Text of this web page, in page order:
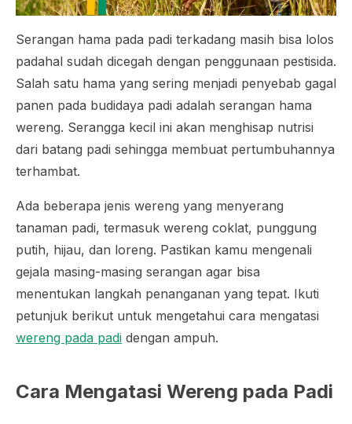
Serangan hama pada padi terkadang masih bisa lolos
padahal sudah dicegah dengan penggunaan pestisida.
Salah satu hama yang sering menjadi penyebab gagal
panen pada budidaya padi adalah serangan hama
wereng. Serangga kecil ini akan menghisap nutrisi
dari batang padi sehingga membuat pertumbuhannya
terhambat.
Ada beberapa jenis wereng yang menyerang
tanaman padi, termasuk wereng coklat, punggung
putih, hijau, dan loreng. Pastikan kamu mengenali
gejala masing-masing serangan agar bisa
menentukan langkah penanganan yang tepat. Ikuti
petunjuk berikut untuk mengetahui cara mengatasi
wereng pada padi dengan ampuh.
Cara Mengatasi Wereng pada Padi